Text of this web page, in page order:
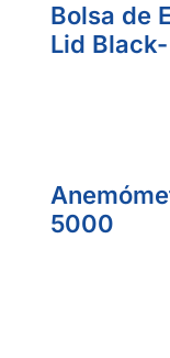
Bolsa de
Lid
5000